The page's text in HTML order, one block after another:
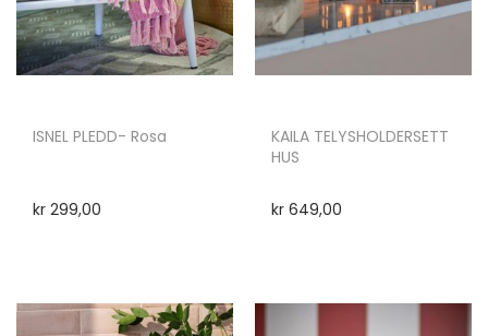
ISNEL PLEDD- Rosa
kr 299,00
KAILA TELYSHOLDERSETT
HUS
kr 649,00